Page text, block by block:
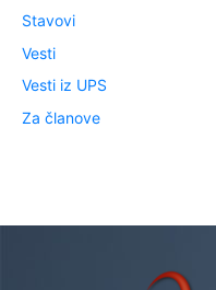
Stavovi
Vesti
Vesti iz UPS
Za članove